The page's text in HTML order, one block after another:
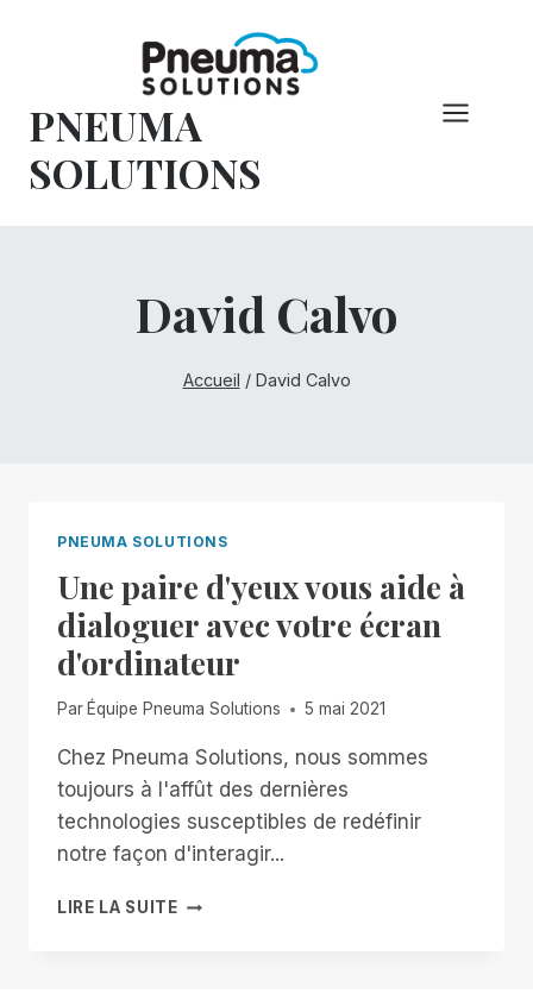
PNEUMA
SOLUTIONS
David Calvo
Accueil / David Calvo
PNEUMA SOLUTIONS
Une paire d'yeux vous aide à
dialoguer avec votre écran
d'ordinateur
Par Équipe Pneuma Solutions 5 mai 2021
Chez Pneuma Solutions, nous sommes
toujours à l'affût des dernières
technologies susceptibles de redéfinir
notre façon d'interagir...
LIRE LA SUITEUNE